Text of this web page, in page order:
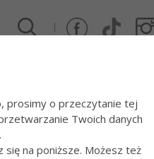
Naukowych
prosimy o przeczytanie tej
Twoich danych
się na poniższe. Możesz też